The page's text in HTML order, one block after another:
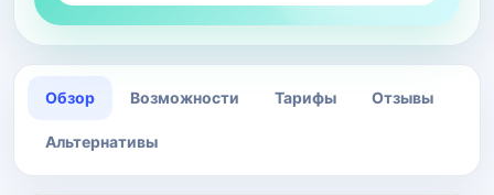
Обзор Возможности Тарифы Отзывы
Альтернативы